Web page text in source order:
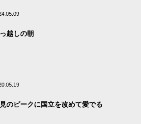
越しの朝
のピークに国立を改めて愛でる